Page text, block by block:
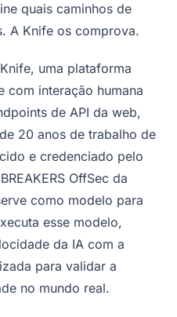
quais caminhos de
A Knife os comprova.
uma plataforma
com interação humana
de API da web,
20 anos de trabalho de
e credenciado pelo
OffSec da
como modelo para
esse modelo,
da IA ​​com a
para validar a
no mundo real.